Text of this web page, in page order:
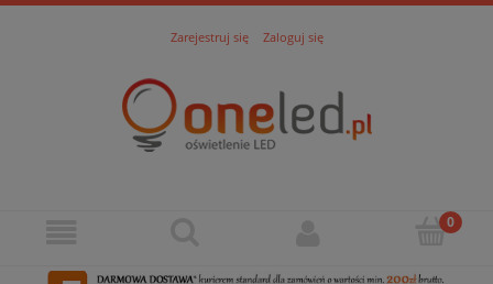
Zarejestruj się Zaloguj się